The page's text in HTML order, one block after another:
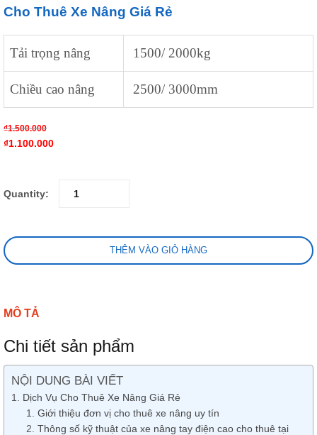
Cho Thuê Xe Nâng Giá Rẻ
Tải trọng nâng 1500/ 2000kg
Chiều cao nâng 2500/ 3000mm
₫1.500.000
₫1.100.000
Quantity:
THÊM VÀO GIỎ HÀNG
MÔ TẢ
Chi tiết sản phẩm
NỘI DUNG BÀI VIẾT
Dịch Vụ Cho Thuê Xe Nâng Giá Rẻ
Giới thiệu đơn vị cho thuê xe nâng uy tín
Thông số kỹ thuật của xe nâng tay điện cao cho thuê tại